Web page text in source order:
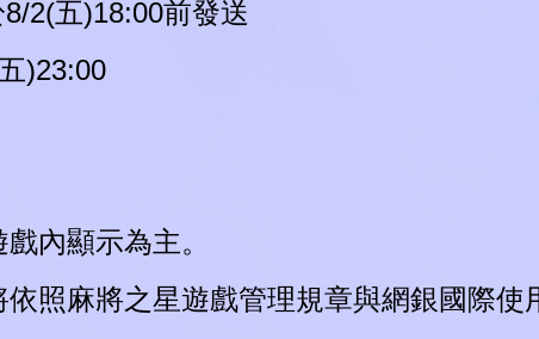
2(五)18:00前發送
)23:00
內顯示為主。
照麻將之星遊戲管理規章與網銀國際使